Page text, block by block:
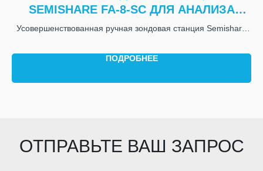
SEMISHARE FA-8-SC ДЛЯ АНАЛИЗА
ОТКАЗОВ
Усовершенствованная ручная зондовая станция Semishare
режимов; размеры: 880 мм*860 мм*1550 мм; диаметр
пластины 8", вес 280 кг
ПОДРОБНЕЕ
ОТПРАВЬТЕ ВАШ ЗАПРОС